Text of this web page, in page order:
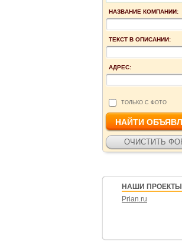
НАЗВАНИЕ КОМПАНИИ:
ТЕКСТ В ОПИСАНИИ:
АДРЕС:
ТОЛЬКО С ФОТО
НАШИ ПРОЕКТЫ
Prian.ru